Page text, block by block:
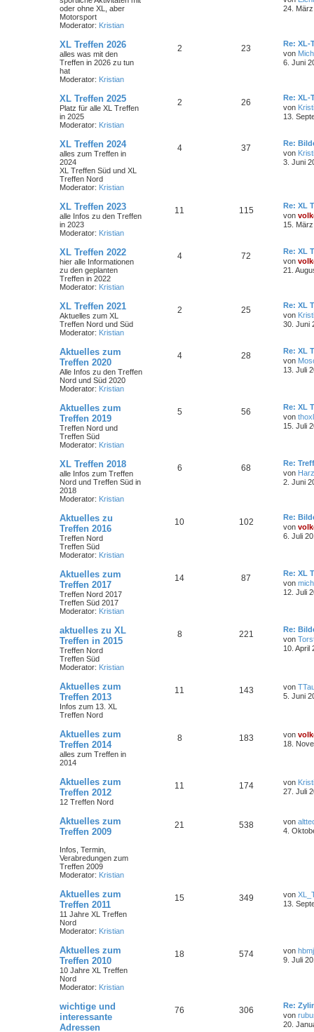
oder ohne XL, aber
Motorsport
Moderator: Kristian
24.
XL Treffen 2026
alles was mit den
Treffen in 2026 zu tun
hat
Moderator: Kristian
2 23
Re: XL-
von
6. Juni
XL Treffen 2025
Platz für alle XL Treffen
in 2025
Moderator: Kristian
2 26
Re: XL-
von
13.
XL Treffen 2024
alles zum Treffen in
2024
XL Treffen Süd und XL
Treffen Nord
Moderator: Kristian
4 37
Re:
von
3. Juni
XL Treffen 2023
alle Infos zu den Treffen
in 2023
Moderator: Kristian
11 115
Re: XL
von
15.
XL Treffen 2022
hier alle Informationen
zu den geplanten
Treffen in 2022
Moderator: Kristian
4 72
Re: XL
von
21.
XL Treffen 2021
Aktuelles zum XL
Treffen Nord und Süd
Moderator: Kristian
2 25
Re: XL
von
30. Juni
Aktuelles zum
Treffen 2020
Alle Infos zu den Treffen
Nord und Süd 2020
Moderator: Kristian
4 28
Re: XL
von
13. Juli
Aktuelles zum
Treffen 2019
Treffen Nord und
Treffen Süd
Moderator: Kristian
5 56
Re: XL
von thoxl
15. Juli
XL Treffen 2018
alle Infos zum Treffen
Nord und Treffen Süd in
2018
Moderator: Kristian
6 68
Re:
von
2. Juni
Aktuelles zu
Treffen 2016
Treffen Nord
Treffen Süd
Moderator: Kristian
10 102
Re:
von
6. Juli
Aktuelles zum
Treffen 2017
Treffen Nord 2017
Treffen Süd 2017
Moderator: Kristian
14 87
Re: XL
von
12. Juli
aktuelles zu XL
Treffen in 2015
Treffen Nord
Treffen Süd
Moderator: Kristian
8 221
Re:
von
10. April
Aktuelles zum
Treffen 2013
Infos zum 13. XL
Treffen Nord
11 143 von
5. Juni
Aktuelles zum
Treffen 2014
alles zum Treffen in
2014
8 183 von
18.
Aktuelles zum
Treffen 2012
12 Treffen Nord
11 174 von
27. Juli
Aktuelles zum
Treffen 2009
Infos, Termin,
Verabredungen zum
Treffen 2009
Moderator: Kristian
21 538 von
4.
Aktuelles zum
Treffen 2011
11 Jahre XL Treffen
Nord
Moderator: Kristian
15 349 von
13.
Aktuelles zum
Treffen 2010
10 Jahre XL Treffen
Nord
Moderator: Kristian
18 574 von
9. Juli
wichtige und
interessante
Adressen
76 306
Re:
von
20.